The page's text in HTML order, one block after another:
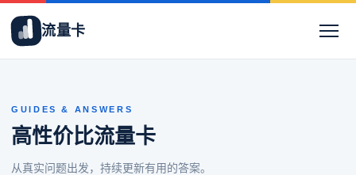
流量卡
GUIDES & ANSWERS
高性价比流量卡
从真实问题出发，持续更新有用的答案。